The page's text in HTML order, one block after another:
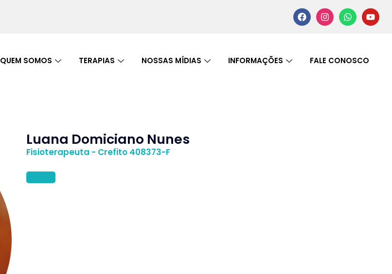
QUEM SOMOS TERAPIAS NOSSAS MÍDIAS INFORMAÇÕES FALE CONOSCO
Luana Domiciano Nunes
Fisioterapeuta - Crefito 408373-F